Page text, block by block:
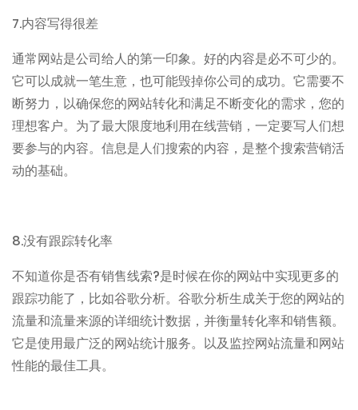
7.内容写得很差
通常网站是公司给人的第一印象。好的内容是必不可少的。
它可以成就一笔生意，也可能毁掉你公司的成功。它需要不
断努力，以确保您的网站转化和满足不断变化的需求，您的
理想客户。为了最大限度地利用在线营销，一定要写人们想
要参与的内容。信息是人们搜索的内容，是整个搜索营销活
动的基础。
8.没有跟踪转化率
不知道你是否有销售线索?是时候在你的网站中实现更多的
跟踪功能了，比如谷歌分析。谷歌分析生成关于您的网站的
流量和流量来源的详细统计数据，并衡量转化率和销售额。
它是使用最广泛的网站统计服务。以及监控网站流量和网站
性能的最佳工具。